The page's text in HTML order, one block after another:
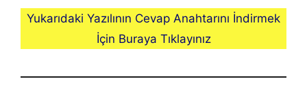
Yukarıdaki Yazılının Cevap Anahtarını İndirmek
İçin Buraya Tıklayınız